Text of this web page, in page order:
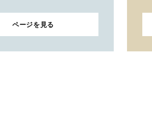
ページを見る